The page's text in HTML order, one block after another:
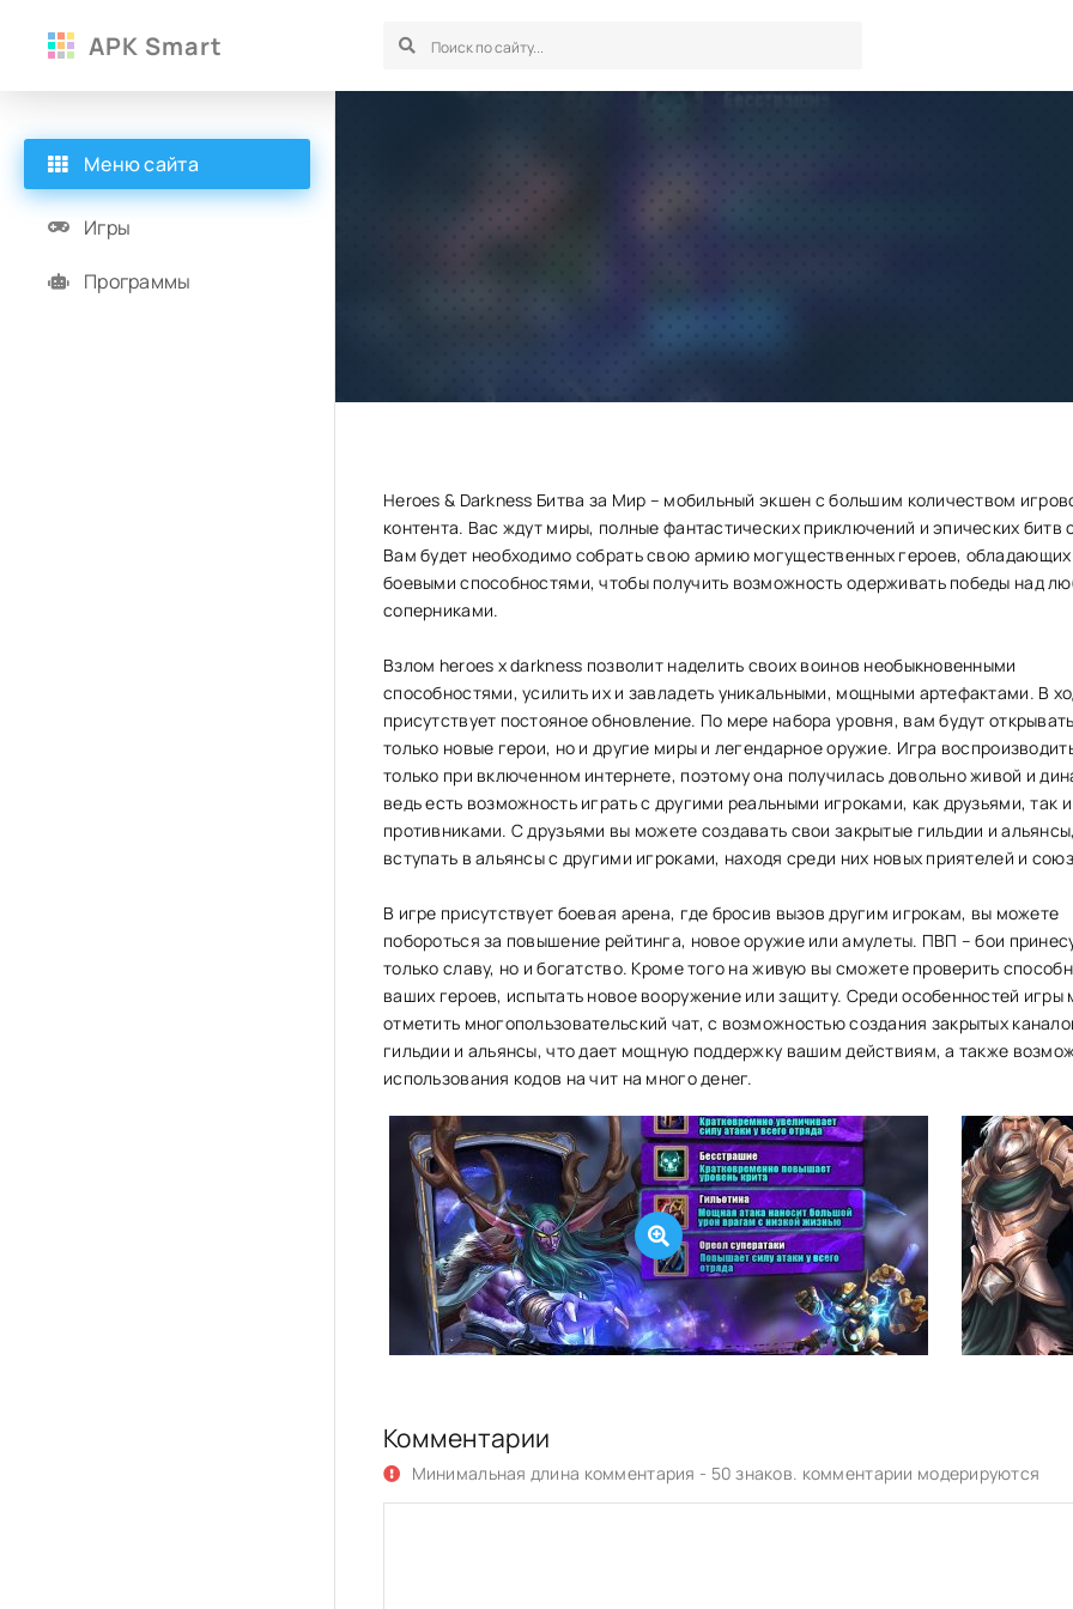
APK Smart
Heroes X Darkness Битва за
(читы)
Скачать
Heroes & Darkness Битва за Мир – мобильный экшен с большим количеством
контента. Вас ждут миры, полные фантастических приключений и эпических битв
Вам будет необходимо собрать свою армию могущественных героев,
боевыми способностями, чтобы получить возможность одерживать победы над
соперниками.
Взлом heroes x darkness позволит наделить своих воинов необыкновенными
способностями, усилить их и завладеть уникальными, мощными артефактами. В
присутствует постояное обновление. По мере набора уровня, вам будут
только новые герои, но и другие миры и легендарное оружие. Игра
только при включенном интернете, поэтому она получилась довольно живой и
ведь есть возможность играть с другими реальными игроками, как друзьями, так и
противниками. С друзьями вы можете создавать свои закрытые гильдии и
вступать в альянсы с другими игроками, находя среди них новых приятелей и
В игре присутствует боевая арена, где бросив вызов другим игрокам, вы можете
побороться за повышение рейтинга, новое оружие или амулеты. ПВП – бои
только славу, но и богатство. Кроме того на живую вы сможете проверить
ваших героев, испытать новое вооружение или защиту. Среди особенностей игры
отметить многопользовательский чат, с возможностью создания закрытых
гильдии и альянсы, что дает мощную поддержку вашим действиям, а также
использования кодов на чит на много денег.
Комментарии
Минимальная длина комментария - 50 знаков. комментарии модерируются
Меню сайта
Игры
Программы